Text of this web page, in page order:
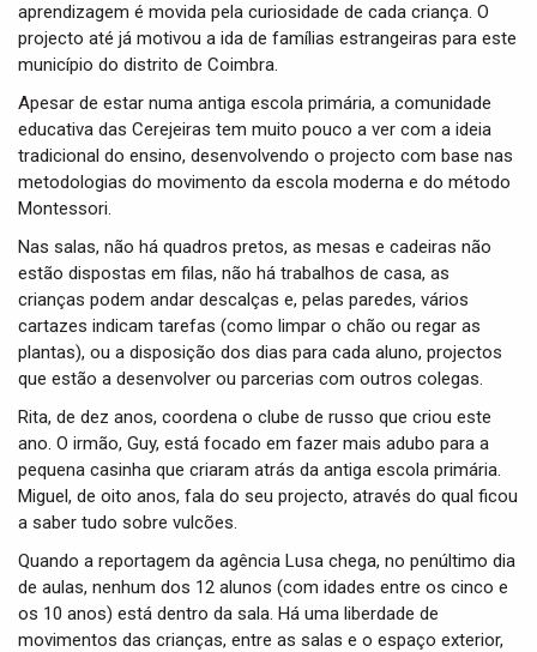
aprendizagem é movida pela curiosidade de cada criança. O
projecto até já motivou a ida de famílias estrangeiras para este
município do distrito de Coimbra.
Apesar de estar numa antiga escola primária, a comunidade
educativa das Cerejeiras tem muito pouco a ver com a ideia
tradicional do ensino, desenvolvendo o projecto com base nas
metodologias do movimento da escola moderna e do método
Montessori.
Nas salas, não há quadros pretos, as mesas e cadeiras não
estão dispostas em filas, não há trabalhos de casa, as
crianças podem andar descalças e, pelas paredes, vários
cartazes indicam tarefas (como limpar o chão ou regar as
plantas), ou a disposição dos dias para cada aluno, projectos
que estão a desenvolver ou parcerias com outros colegas.
Rita, de dez anos, coordena o clube de russo que criou este
ano. O irmão, Guy, está focado em fazer mais adubo para a
pequena casinha que criaram atrás da antiga escola primária.
Miguel, de oito anos, fala do seu projecto, através do qual ficou
a saber tudo sobre vulcões.
Quando a reportagem da agência Lusa chega, no penúltimo dia
de aulas, nenhum dos 12 alunos (com idades entre os cinco e
os 10 anos) está dentro da sala. Há uma liberdade de
movimentos das crianças, entre as salas e o espaço exterior,